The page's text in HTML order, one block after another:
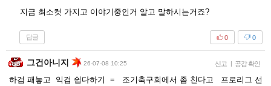
지금 최소컷 가지고 이야기중인거 알고 말하시는거죠?
답글 0
0
그건아니지 26-07-08 10:25 신고 | 공감 확인
하검 패놓고 익검 쉽다하기 = 조기축구회에서 좀 친다고 프로리그 선